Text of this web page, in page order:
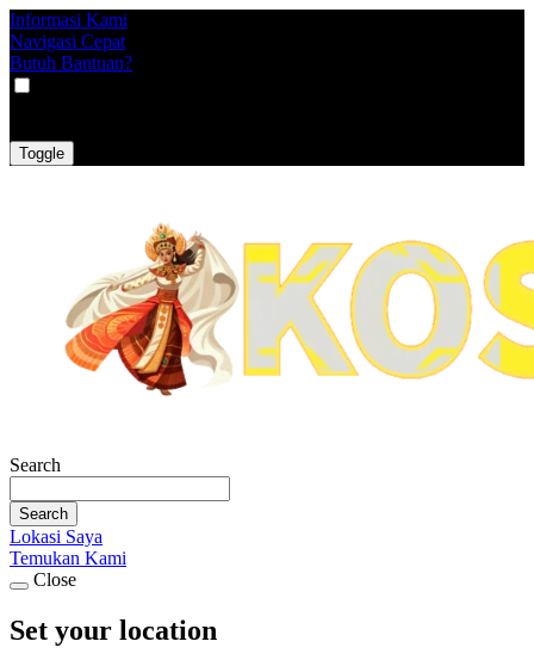
Informasi Kami
Navigasi Cepat
Butuh Bantuan?
Toggle
Search
Search
Lokasi Saya
Temukan Kami
Close
Set your location